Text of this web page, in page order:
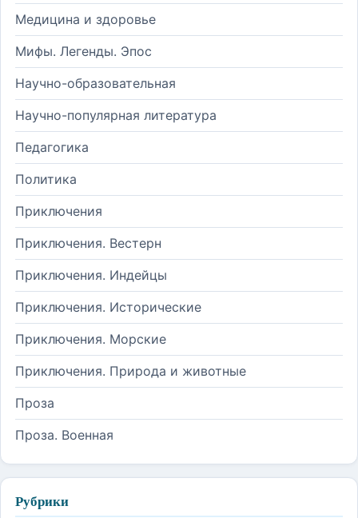
Медицина и здоровье
Мифы. Легенды. Эпос
Научно-образовательная
Научно-популярная литература
Педагогика
Политика
Приключения
Приключения. Вестерн
Приключения. Индейцы
Приключения. Исторические
Приключения. Морские
Приключения. Природа и животные
Проза
Проза. Военная
Рубрики